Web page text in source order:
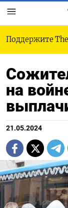
Поддержите
на
21.05.2024